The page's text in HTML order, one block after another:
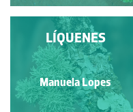
LÍQUENES
Manuela Lopes